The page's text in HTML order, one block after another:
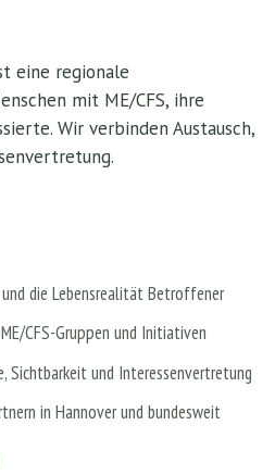
eine regionale
mit ME/CFS, ihre
Wir verbinden Austausch,
und die Lebensrealität Betroffener
CFS-Gruppen und Initiativen
Sichtbarkeit und Interessenvertretung
in Hannover und bundesweit